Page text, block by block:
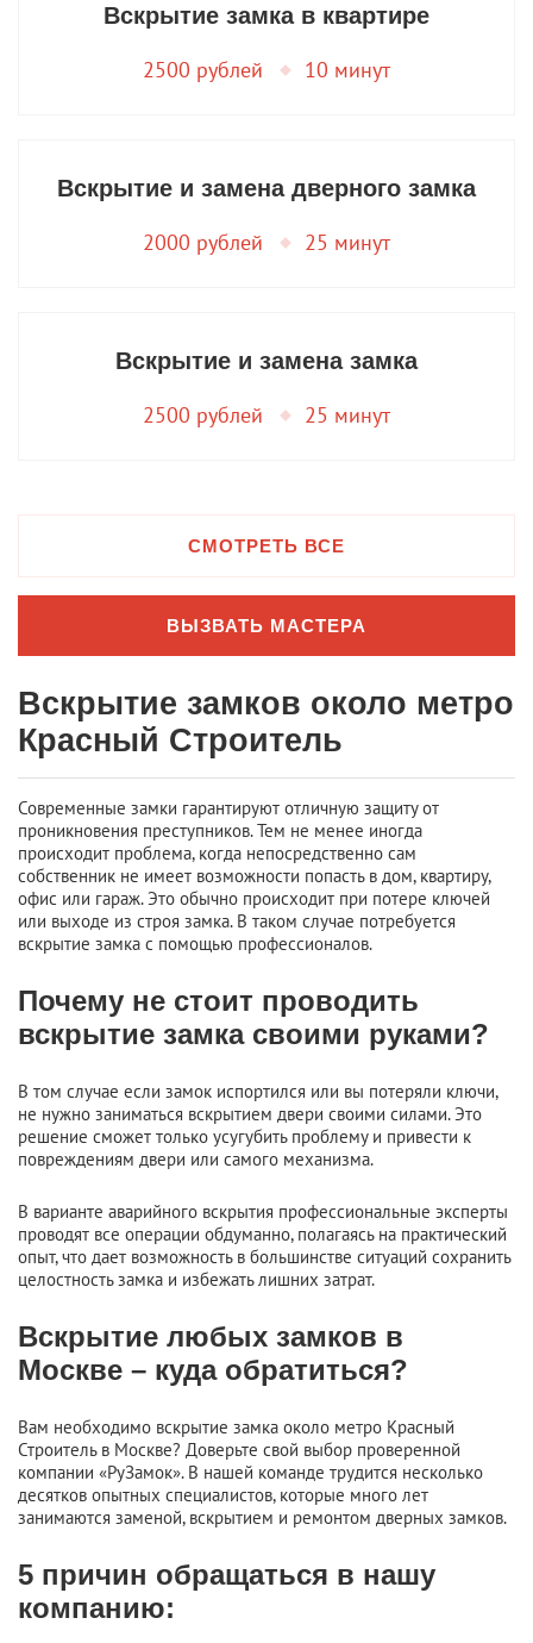
Вскрытие замков около метро
Красный Строитель
Современные замки гарантируют отличную защиту от
проникновения преступников. Тем не менее иногда
происходит проблема, когда непосредственно сам
собственник не имеет возможности попасть в дом, квартиру,
офис или гараж. Это обычно происходит при потере ключей
или выходе из строя замка. В таком случае потребуется
вскрытие замка с помощью профессионалов.
Почему не стоит проводить
вскрытие замка своими руками?
В том случае если замок испортился или вы потеряли ключи,
не нужно заниматься вскрытием двери своими силами. Это
решение сможет только усугубить проблему и привести к
повреждениям двери или самого механизма.
В варианте аварийного вскрытия профессиональные эксперты
проводят все операции обдуманно, полагаясь на практический
опыт, что дает возможность в большинстве ситуаций сохранить
целостность замка и избежать лишних затрат.
Вскрытие любых замков в
Москве – куда обратиться?
Вам необходимо вскрытие замка около метро Красный
Строитель в Москве? Доверьте свой выбор проверенной
компании «РуЗамок». В нашей команде трудится несколько
десятков опытных специалистов, которые много лет
занимаются заменой, вскрытием и ремонтом дверных замков.
5 причин обращаться в нашу
компанию:
Вскрытие замка в квартире
2500 рублей 10 минут
Вскрытие и замена дверного замка
2000 рублей 25 минут
Вскрытие и замена замка
2500 рублей 25 минут
СМОТРЕТЬ ВСЕ
ВЫЗВАТЬ МАСТЕРА